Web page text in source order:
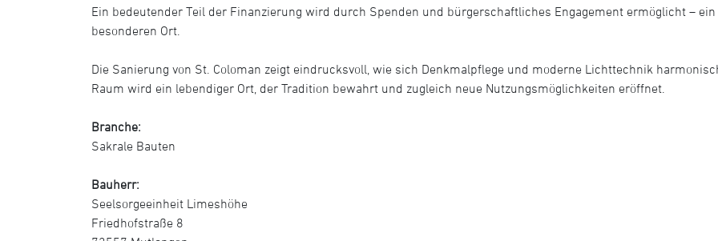
Ein bedeutender Teil der Finanzierung wird durch Spenden und bürgerschaftliches Engagement ermöglicht –
besonderen Ort.
Die Sanierung von St. Coloman zeigt eindrucksvoll, wie sich Denkmalpflege und moderne Lichttechnik
Raum wird ein lebendiger Ort, der Tradition bewahrt und zugleich neue Nutzungsmöglichkeiten eröffnet.
Branche:
Sakrale Bauten
Bauherr:
Seelsorgeeinheit Limeshöhe
Friedhofstraße 8